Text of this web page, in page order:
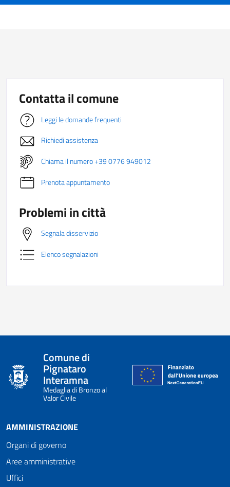
Contatta il comune
Leggi le domande frequenti
Richiedi assistenza
Chiama il numero +39 0776 949012
Prenota appuntamento
Problemi in città
Segnala disservizio
Elenco segnalazioni
Comune di
Pignataro
Interamna
Medaglia di Bronzo al
Valor Civile
AMMINISTRAZIONE
Organi di governo
Aree amministrative
Uffici